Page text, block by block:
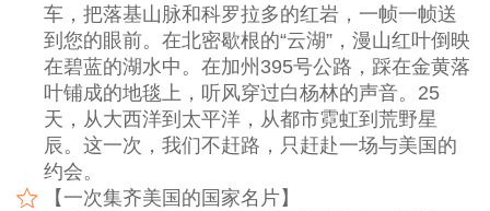
车，把落基山脉和科罗拉多的红岩，一帧一帧送
到您的眼前。在北密歇根的“云湖”，漫山红叶倒映
在碧蓝的湖水中。在加州395号公路，踩在金黄落
叶铺成的地毯上，听风穿过白杨林的声音。25
天，从大西洋到太平洋，从都市霓虹到荒野星
辰。这一次，我们不赶路，只赶赴一场与美国的
约会。
【一次集齐美国的国家名片】